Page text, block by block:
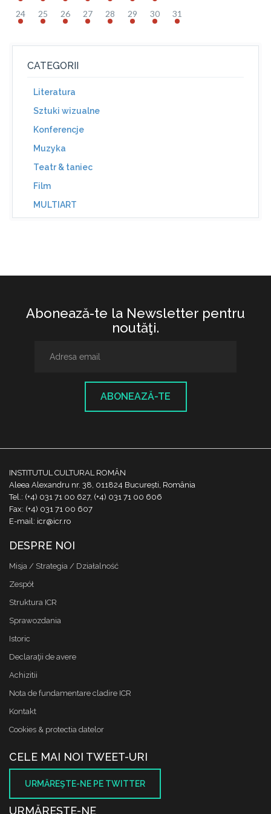
24 25 26 27 28 29 30 31
CATEGORII
Literatura
Sztuki wizualne
Konferencje
Muzyka
Teatr & taniec
Film
MULTIART
Abonează-te la Newsletter pentru
noutăţi.
ABONEAZĂ-TE
INSTITUTUL CULTURAL ROMÂN
Aleea Alexandru nr. 38, 011824 București, România
Tel.: (+4) 031 71 00 627, (+4) 031 71 00 606
Fax: (+4) 031 71 00 607
E-mail: icr@icr.ro
DESPRE NOI
Misja / Strategia / Działalność
Zespół
Struktura ICR
Sprawozdania
Istoric
Declaraţii de avere
Achizitii
Nota de fundamentare cladire ICR
Kontakt
Cookies & protectia datelor
CELE MAI NOI TWEET-URI
URMĂREŞTE-NE PE TWITTER
URMĂREŞTE-NE